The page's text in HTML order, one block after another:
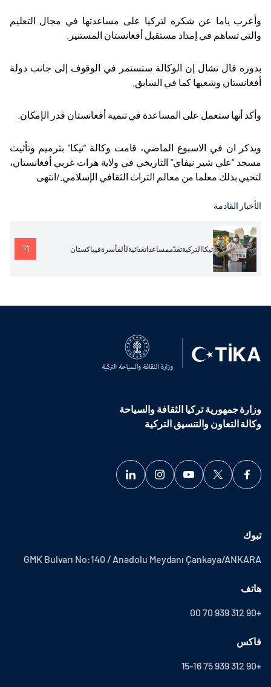
وأعرب ياما عن شكره لتركيا على مساعدتها في مجال التعليم
والتي تساهم في إمداد مستقبل أفغانستان المستنير
بدوره قال تشال إن الوكالة ستستمر في الوقوف إلى جانب دولة
أفغانستان وشعبها كما في السابق
وأكد أنها ستعمل على المساعدة في تنمية أفغانستان قدر الإمكان
ويذكر ان في الاسبوع الماضي، قامت وكالة "تيكا" بترميم وتأثيث
مسجد "علي شير نيفاي" التاريخي في ولاية هرات غربي أفغانستان،
لتحيي بذلك معلما من معالم التراث الثقافي الإسلامي /انتهى
الأخبار القادمة
تيكاالتركيةتقدّممساعداتغذائيةلألفأسرةفيباكستان
وزارة جمهورية تركيا الثقافة والسياحة
وكالة التعاون والتنسيق التركية
تبوك
GMK Bulvarı No:140 / Anadolu Meydanı Çankaya/ANKARA
هاتف
+90 312 939 70 00
فاكس
+90 312 939 75 15-16